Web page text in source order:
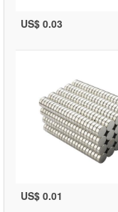
US$ 0.03
US$ 0.01